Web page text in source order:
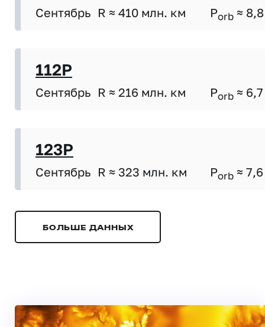
Сентябрь R ≈ 410 млн. км Porb ≈ 8,8
112P
Сентябрь R ≈ 216 млн. км Porb ≈ 6,7
123P
Сентябрь R ≈ 323 млн. км Porb ≈ 7,6
БОЛЬШЕ ДАННЫХ